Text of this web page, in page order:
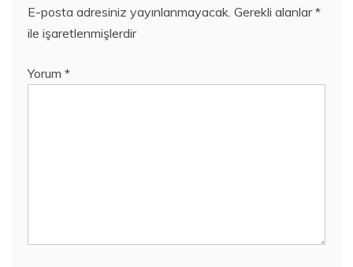
E-posta adresiniz yayınlanmayacak. Gerekli alanlar*
ile işaretlenmişlerdir
Yorum *